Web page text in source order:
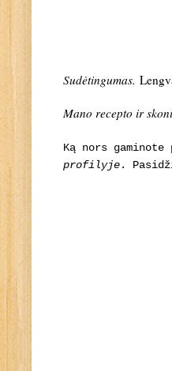
Sudėtingumas.
Mano recepto ir
Ką nors
profilyje.